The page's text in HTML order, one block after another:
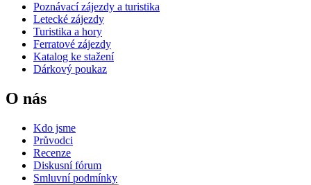
Poznávací zájezdy a turistika
Letecké zájezdy
Turistika a hory
Ferratové zájezdy
Katalog ke stažení
Dárkový poukaz
O nás
Kdo jsme
Průvodci
Recenze
Diskusní fórum
Smluvní podmínky